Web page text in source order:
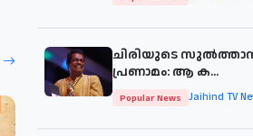
ചിരിയുടെ സുൽത്താന്
പ്രണാമം: ആ ക...
Popular News Jaihind TV